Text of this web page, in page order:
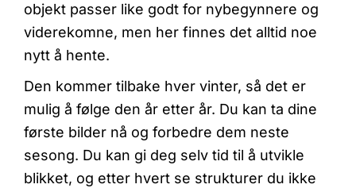
objekt passer like godt for nybegynnere og
viderekomne, men her finnes det alltid noe
nytt å hente.
Den kommer tilbake hver vinter, så det er
mulig å følge den år etter år. Du kan ta dine
første bilder nå og forbedre dem neste
sesong. Du kan gi deg selv tid til å utvikle
blikket, og etter hvert se strukturer du ikke